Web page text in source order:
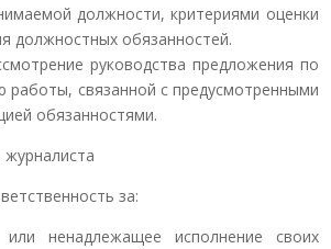
должности, критериями оценки
должностных обязанностей.
руководства предложения по
работы, связанной с предусмотренными
обязанностями.
журналиста
за:
или ненадлежащее исполнение своих